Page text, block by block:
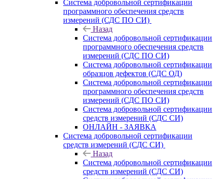
Система добровольной сертификации
программного обеспечения средств
измерений (СДС ПО СИ)
Назад
Система добровольной сертификации
программного обеспечения средств
измерений (СДС ПО СИ)
Система добровольной сертификации
образцов дефектов (СДС ОД)
Система добровольной сертификации
программного обеспечения средств
измерений (СДС ПО СИ)
Система добровольной сертификации
средств измерений (СДС СИ)
ОНЛАЙН - ЗАЯВКА
Система добровольной сертификации
средств измерений (СДС СИ)
Назад
Система добровольной сертификации
средств измерений (СДС СИ)